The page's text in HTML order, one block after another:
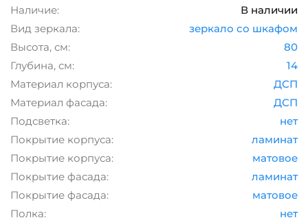
Наличие:
В наличии
Вид зеркала:
зеркало со шкафом
Высота, см:
80
Глубина, см:
14
Материал корпуса:
ДСП
Материал фасада:
ДСП
Подсветка:
нет
Покрытие корпуса:
ламинат
Покрытие корпуса:
матовое
Покрытие фасада:
ламинат
Покрытие фасада:
матовое
Полка:
нет